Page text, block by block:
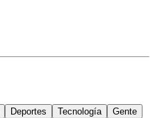
Deportes Tecnología Gente